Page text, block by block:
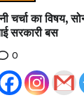
चर्चा का विषय,
सरकारी बस
0